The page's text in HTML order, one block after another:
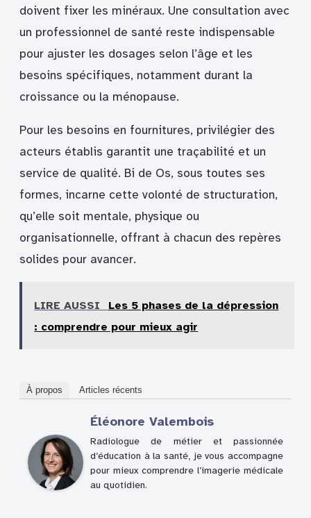
doivent fixer les minéraux. Une consultation avec
un professionnel de santé reste indispensable
pour ajuster les dosages selon l’âge et les
besoins spécifiques, notamment durant la
croissance ou la ménopause.
Pour les besoins en fournitures, privilégier des
acteurs établis garantit une traçabilité et un
service de qualité. Bi de Os, sous toutes ses
formes, incarne cette volonté de structuration,
qu’elle soit mentale, physique ou
organisationnelle, offrant à chacun des repères
solides pour avancer.
LIRE AUSSI
Les 5 phases de la dépression
: comprendre pour mieux agir
À propos Articles récents
Éléonore Valembois
Radiologue de métier et passionnée
d’éducation à la santé, je vous accompagne
pour mieux comprendre l’imagerie médicale
au quotidien.